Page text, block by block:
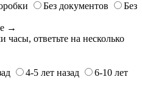
Без документов
Без
→
ответьте на несколько
4-5 лет назад
6-10 лет